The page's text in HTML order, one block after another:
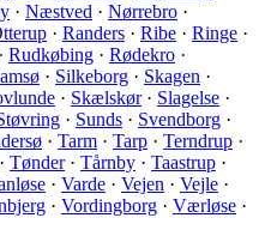
· Næstved · Nørrebro ·
· Randers · Ribe · Ringe ·
· Rudkøbing · Rødekro ·
· Silkeborg · Skagen ·
· Skælskør· Slagelse ·
· Sunds · Svendborg ·
· Tarm · Tarp · Terndrup ·
· Tønder· Tårnby · Taastrup ·
· Varde · Vejen · Vejle ·
· Vordingborg · Værløse ·